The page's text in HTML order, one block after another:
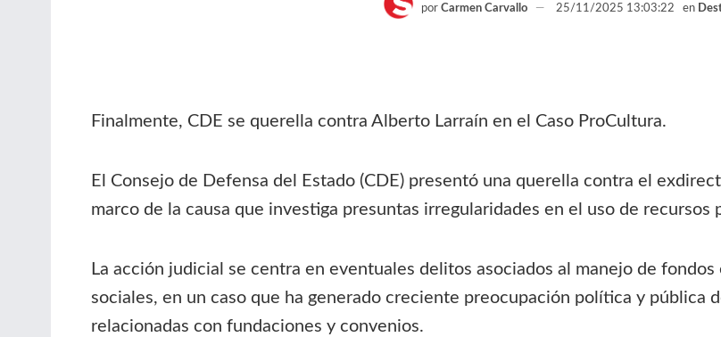
por Carmen Carvallo 25/11/2025 13:03:22 en
Finalmente, CDE se querella contra Alberto Larraín en el Caso ProCultura.
El Consejo de Defensa del Estado (CDE) presentó una querella contra el
marco de la causa que investiga presuntas irregularidades en el uso de recursos
La acción judicial se centra en eventuales delitos asociados al manejo de
sociales, en un caso que ha generado creciente preocupación política y pública
relacionadas con fundaciones y convenios.